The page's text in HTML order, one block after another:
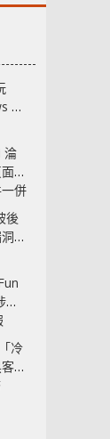
11
淪
可
併
後
部
冷
已